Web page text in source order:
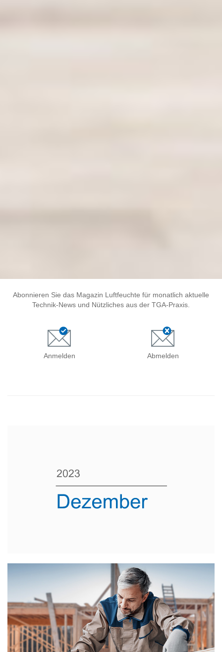
Abonnieren Sie das Magazin Luftfeuchte für monatlich aktuelle
Technik-News und Nützliches aus der TGA-Praxis.
Anmelden Abmelden